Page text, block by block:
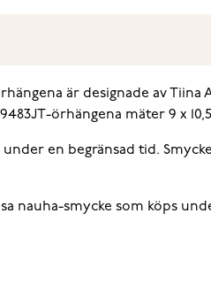
är designade av
örhängena mäter 9 x
en begränsad tid.
nauha-smycke som köps